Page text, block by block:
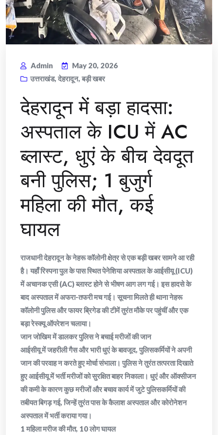
Admin
May 20, 2026
उत्तराखंड, देहरादून, बड़ी खबर
देहरादून में बड़ा हादसा:
अस्पताल के ICU में AC
ब्लास्ट, धुएं के बीच देवदूत
बनी पुलिस; 1 बुजुर्ग
महिला की मौत, कई
घायल
राजधानी देहरादून के नेहरू कॉलोनी क्षेत्र से एक बड़ी खबर सामने आ रही
है। यहाँ रिस्पना पुल के पास स्थित पेनेशिया अस्पताल के आईसीयू (ICU)
में अचानक एसी (AC) ब्लास्ट होने से भीषण आग लग गई। इस हादसे के
बाद अस्पताल में अफरा-तफरी मच गई। सूचना मिलते ही थाना नेहरू
कॉलोनी पुलिस और फायर ब्रिगेड की टीमें तुरंत मौके पर पहुंचीं और एक
बड़ा रेस्क्यू ऑपरेशन चलाया।
​जान जोखिम में डालकर पुलिस ने बचाई मरीजों की जान
​आईसीयू में जहरीली गैस और भारी धुएं के बावजूद, पुलिसकर्मियों ने अपनी
जान की परवाह न करते हुए मोर्चा संभाला। पुलिस ने तुरंत तत्परता दिखाते
हुए आईसीयू में भर्ती मरीजों को सुरक्षित बाहर निकाला। धुएं और ऑक्सीजन
की कमी के कारण कुछ मरीजों और बचाव कार्य में जुटे पुलिसकर्मियों की
तबीयत बिगड़ गई, जिन्हें तुरंत पास के कैलाश अस्पताल और कोरोनेशन
अस्पताल में भर्ती कराया गया।
​1 महिला मरीज की मौत, 10 लोग घायल